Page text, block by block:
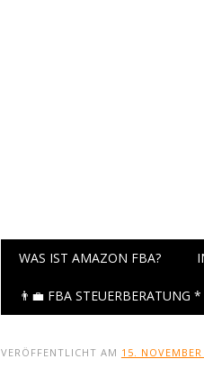
Hauptmenü
springen
WAS IST AMAZON FBA?
👨‍💼 FBA STEUERBERATUNG *
VERÖFFENTLICHT AM 15.